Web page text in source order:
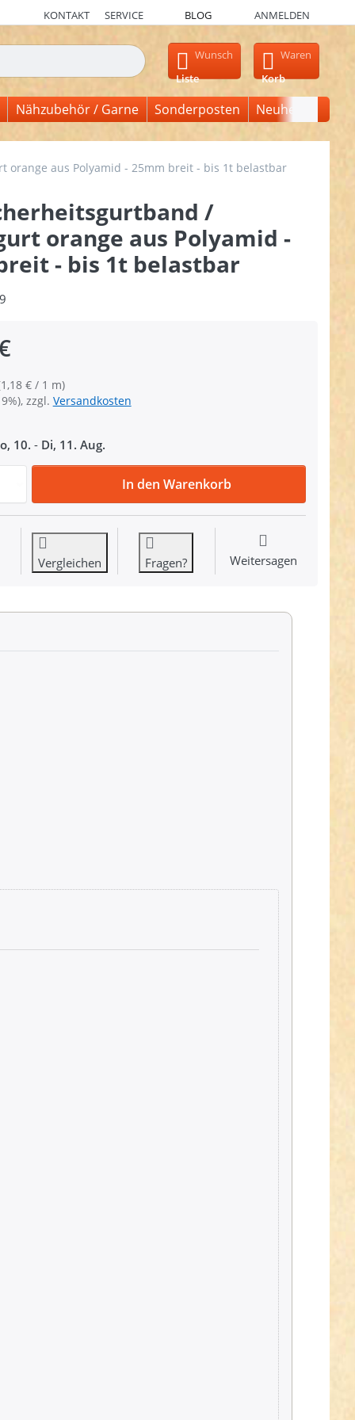
KONTAKT SERVICE BLOG ANMELDEN
erscheinen automatisch erste Ergebnisse. Drücken Sie die
Wunsch
Liste
Waren
Korb
Nähzubehör / Garne Sonderposten Neuheiten
orange aus Polyamid - 25mm breit - bis 1t belastbar
/
orange aus Polyamid -
- bis 1t belastbar
€ / 1 m)
zzgl. Versandkosten
10. - Di, 11. Aug.
50m Sicherheitsgurtband / Kindergurt orange aus
In den Warenkorb
Vergleichen Fragen? Weitersagen